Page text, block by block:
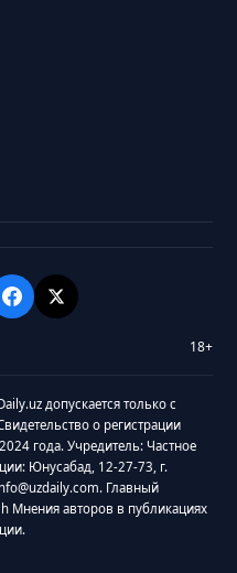
18+
допускается только с
о регистрации
года. Учредитель: Частное
Юнусабад, 12-27-73, г.
Главный
Мнения авторов в публикациях